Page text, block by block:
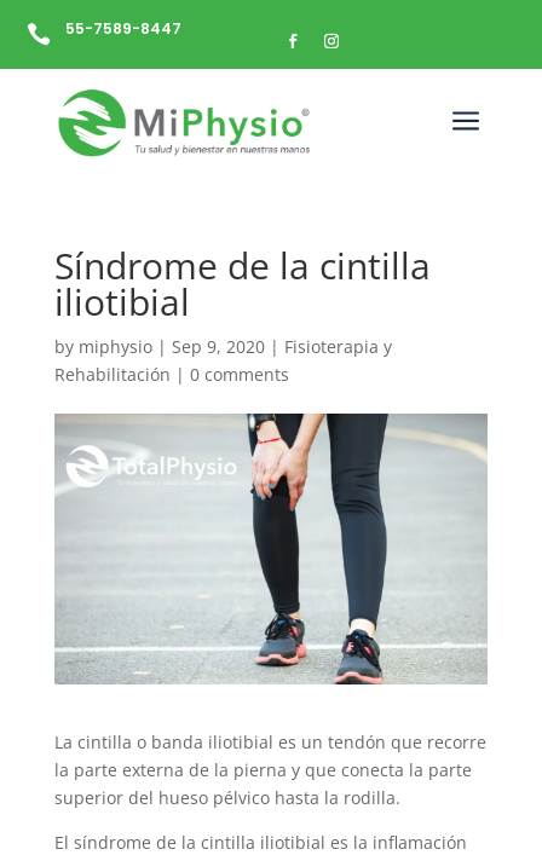
 55-7589-8447
a
Síndrome de la cintilla
iliotibial
by miphysio| Sep 9, 2020| Fisioterapia y
Rehabilitación | 0 comments
La cintilla o banda iliotibial es un tendón que recorre
la parte externa de la pierna y que conecta la parte
superior del hueso pélvico hasta la rodilla.
El síndrome de la cintilla iliotibial es la inflamación